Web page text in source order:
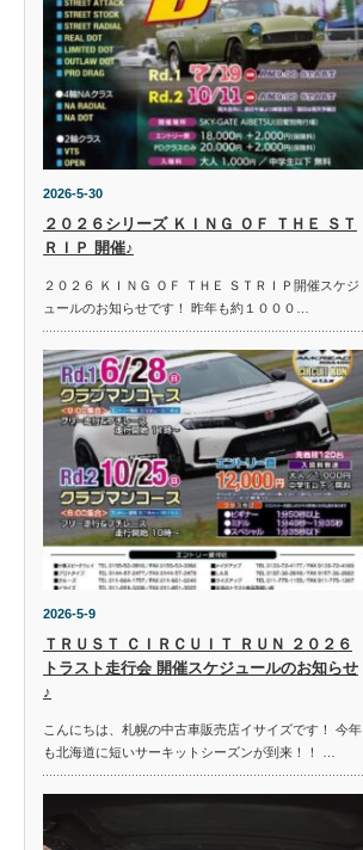
2026-5-30
２０２６シリーズ ＫＩＮＧ ＯＦ ＴＨＥ ＳＴ
ＲＩＰ 開催♪
２０２６ ＫＩＮＧ ＯＦ ＴＨＥ ＳＴＲＩＰ開催スケジ
ュールのお知らせです！ 昨年も約１０００…
2026-5-9
ＴＲＵＳＴ ＣＩＲＣＵＩＴ ＲＵＮ ２０２６
トラスト走行会 開催スケジュールのお知らせ
♪
こんにちは、札幌の中古車販売店イサイズです！ 今年
も北海道に短いサーキットシーズンが到来！！ …